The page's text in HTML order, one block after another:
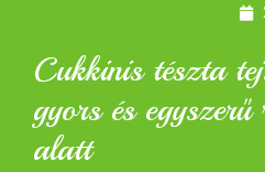
Cukkinis tészta
gyors és
alatt